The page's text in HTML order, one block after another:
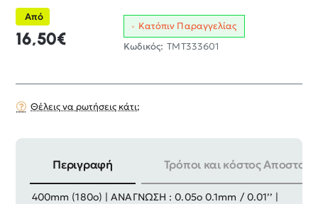
Από
16,50€
Κατόπιν Παραγγελίας
Κωδικός: TMT333601
Θέλεις να ρωτήσεις κάτι;
Περιγραφή Τρόποι και κόστος
| ΕΥΡΟΣ ΜΕΤΡΗΣΗΣ : 0 – 360ο 0 – 200mm / 0 –
400mm (180ο) | ΑΝΑΓΝΩΣΗ : 0.05ο 0.1mm / 0.01’’ |